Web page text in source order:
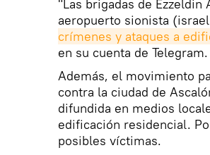
"Las brigadas de
aeropuerto sionista
crímenes y ataques a
en su cuenta de Telegram.
Además, el movimiento
contra la ciudad de
difundida en medios
edificación residencial.
posibles víctimas.